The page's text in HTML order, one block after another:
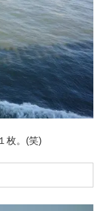
枚。(笑)